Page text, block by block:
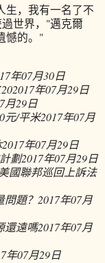
生，我有一名了不
世界，"邁克爾
憾的。"
年07月30日
2017年07月29日
月29日
元/平米2017年07月
2017年07月29日
劃2017年07月29日
國聯邦巡回上訴法
題？ 2017年07月
還遠嗎2017年07月
年07月29日